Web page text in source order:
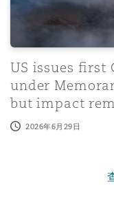
US issues first
under
but impact
2026年6月29日